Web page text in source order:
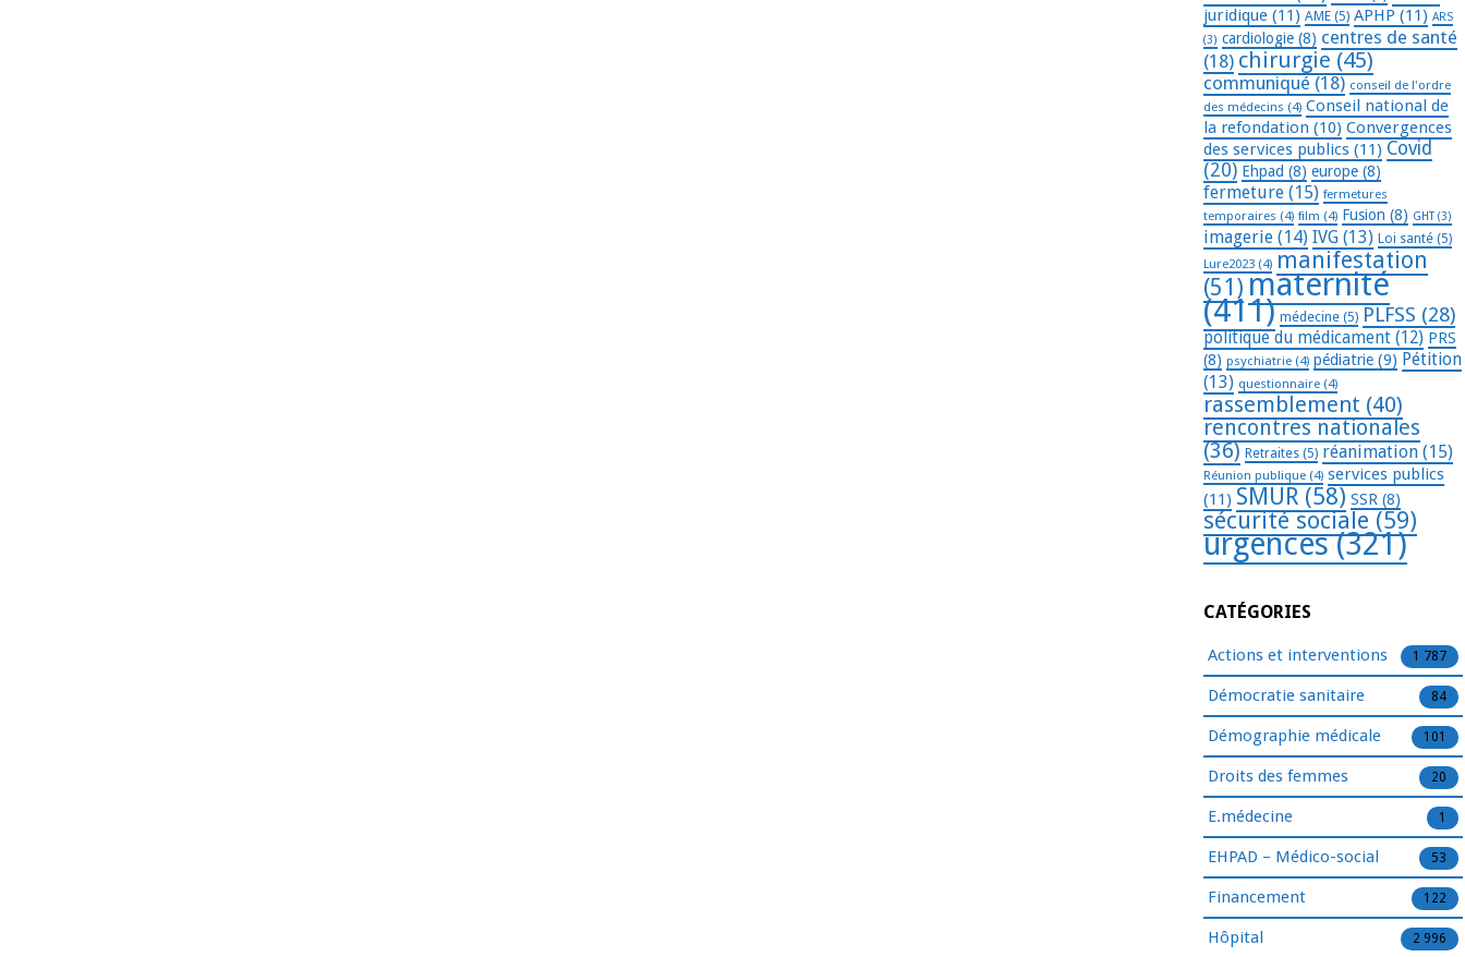
juridique (11) AME (5) APHP (11) ARS
(3) cardiologie (8) centres de santé
(18) chirurgie (45)
communiqué (18) conseil de l'ordre
des médecins (4) Conseil national de
la refondation (10) Convergences
des services publics (11) Covid
(20) Ehpad (8) europe (8)
fermeture (15) fermetures
temporaires (4) film (4) Fusion (8) GHT(3)
imagerie (14) IVG (13) Loi santé (5)
Lure2023 (4) manifestation
(51) maternité
(411) médecine (5) PLFSS (28)
politique du médicament (12) PRS
(8) psychiatrie (4) pédiatrie (9) Pétition
(13) questionnaire (4)
rassemblement (40)
rencontres nationales
(36) Retraites (5) réanimation (15)
Réunion publique (4) services publics
(11) SMUR (58) SSR (8)
sécurité sociale (59)
urgences(321)
CATÉGORIES
Actions et interventions 1 787
Démocratie sanitaire 84
Démographie médicale 101
Droits des femmes 20
E.médecine 1
EHPAD – Médico-social 53
Financement 122
Hôpital 2 996